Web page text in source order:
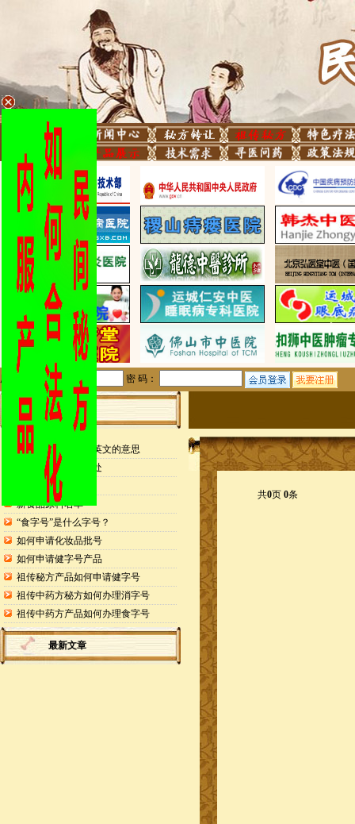
用户名： 密 码：
站内公告
检测报告封面缩写英文的意思
申请专利的25个好处
药食同源目录
新食品原料名单
“食字号”是什么字号？
如何申请化妆品批号
如何申请健字号产品
祖传秘方产品如何申请健字号
祖传中药方秘方如何办理消字号
祖传中药方产品如何办理食字号
最新文章
共0页 0条